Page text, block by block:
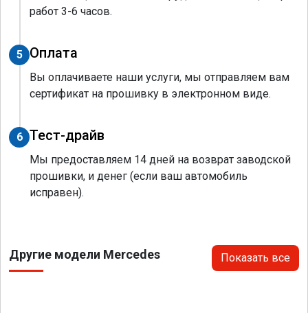
работ 3-6 часов.
5 Оплата
Вы оплачиваете наши услуги, мы отправляем вам
сертификат на прошивку в электронном виде.
6 Тест-драйв
Мы предоставляем 14 дней на возврат заводской
прошивки, и денег (если ваш автомобиль
исправен).
Другие модели Mercedes Показать все